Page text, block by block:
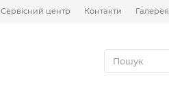
Сервісний центр Контакти Галерея